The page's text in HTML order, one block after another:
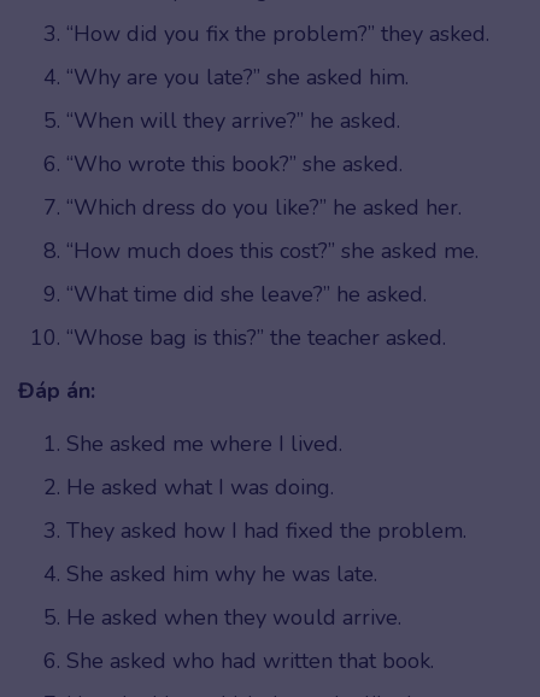
“How did you fix the problem?” they asked.
“Why are you late?” she asked him.
“When will they arrive?” he asked.
“Who wrote this book?” she asked.
“Which dress do you like?” he asked her.
“How much does this cost?” she asked me.
“What time did she leave?” he asked.
“Whose bag is this?” the teacher asked.
Đáp án:
She asked me where I lived.
He asked what I was doing.
They asked how I had fixed the problem.
She asked him why he was late.
He asked when they would arrive.
She asked who had written that book.